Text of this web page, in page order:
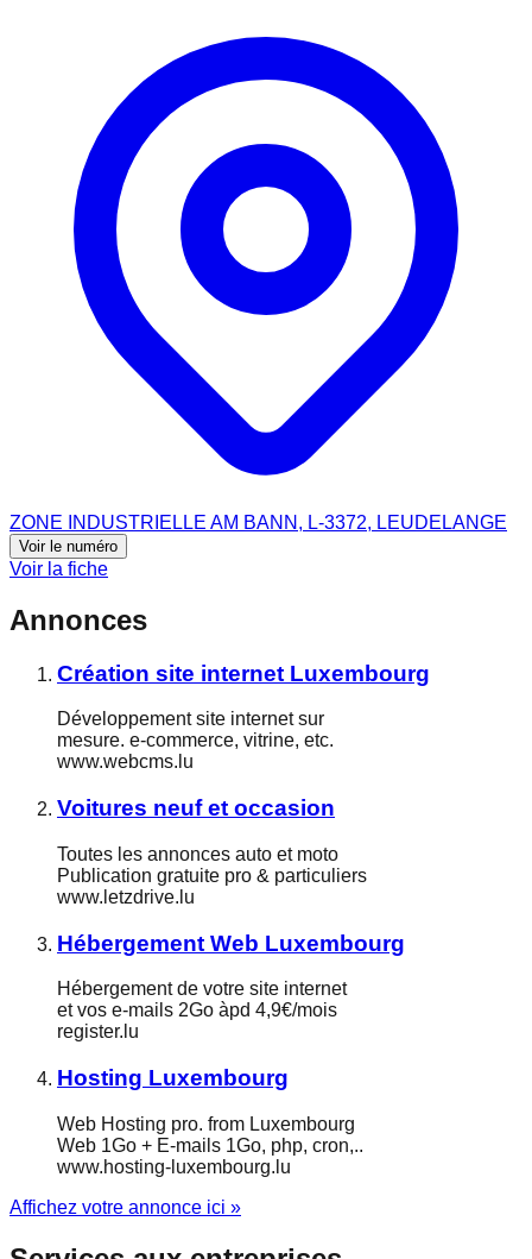
ZONE INDUSTRIELLE AM BANN, L-3372, LEUDELANGE
Voir le numéro
Voir la fiche
Annonces
Création site internet Luxembourg
Développement site internet sur
mesure. e-commerce, vitrine, etc.
www.webcms.lu
Voitures neuf et occasion
Toutes les annonces auto et moto
Publication gratuite pro & particuliers
www.letzdrive.lu
Hébergement Web Luxembourg
Hébergement de votre site internet
et vos e-mails 2Go àpd 4,9€/mois
register.lu
Hosting Luxembourg
Web Hosting pro. from Luxembourg
Web 1Go + E-mails 1Go, php, cron,..
www.hosting-luxembourg.lu
Affichez votre annonce ici »